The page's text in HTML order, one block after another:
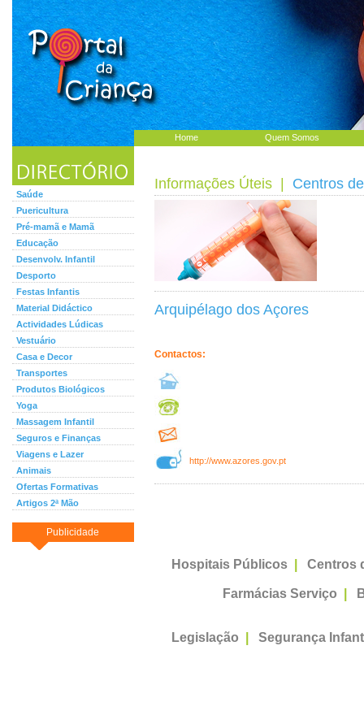
Home Quem Somos
Saúde
Puericultura
Pré-mamã e Mamã
Educação
Desenvolv. Infantil
Desporto
Festas Infantis
Material Didáctico
Actividades Lúdicas
Vestuário
Casa e Decor
Transportes
Produtos Biológicos
Yoga
Massagem Infantil
Seguros e Finanças
Viagens e Lazer
Animais
Ofertas Formativas
Artigos 2ª Mão
Publicidade
Informações Úteis Centros
Arquipélago dos Açores
Contactos:
http://www.azores.gov.pt
Hospitais Públicos Centros
Farmácias Serviço
Legislação Segurança